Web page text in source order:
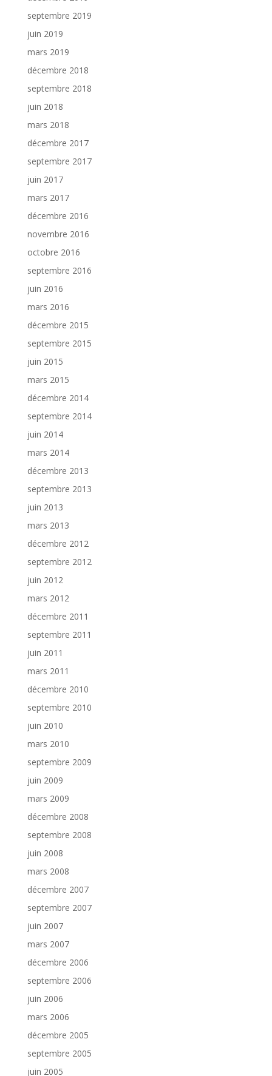
septembre 2019
juin 2019
mars 2019
décembre 2018
septembre 2018
juin 2018
mars 2018
décembre 2017
septembre 2017
juin 2017
mars 2017
décembre 2016
novembre 2016
octobre 2016
septembre 2016
juin 2016
mars 2016
décembre 2015
septembre 2015
juin 2015
mars 2015
décembre 2014
septembre 2014
juin 2014
mars 2014
décembre 2013
septembre 2013
juin 2013
mars 2013
décembre 2012
septembre 2012
juin 2012
mars 2012
décembre 2011
septembre 2011
juin 2011
mars 2011
décembre 2010
septembre 2010
juin 2010
mars 2010
septembre 2009
juin 2009
mars 2009
décembre 2008
septembre 2008
juin 2008
mars 2008
décembre 2007
septembre 2007
juin 2007
mars 2007
décembre 2006
septembre 2006
juin 2006
mars 2006
décembre 2005
septembre 2005
juin 2005